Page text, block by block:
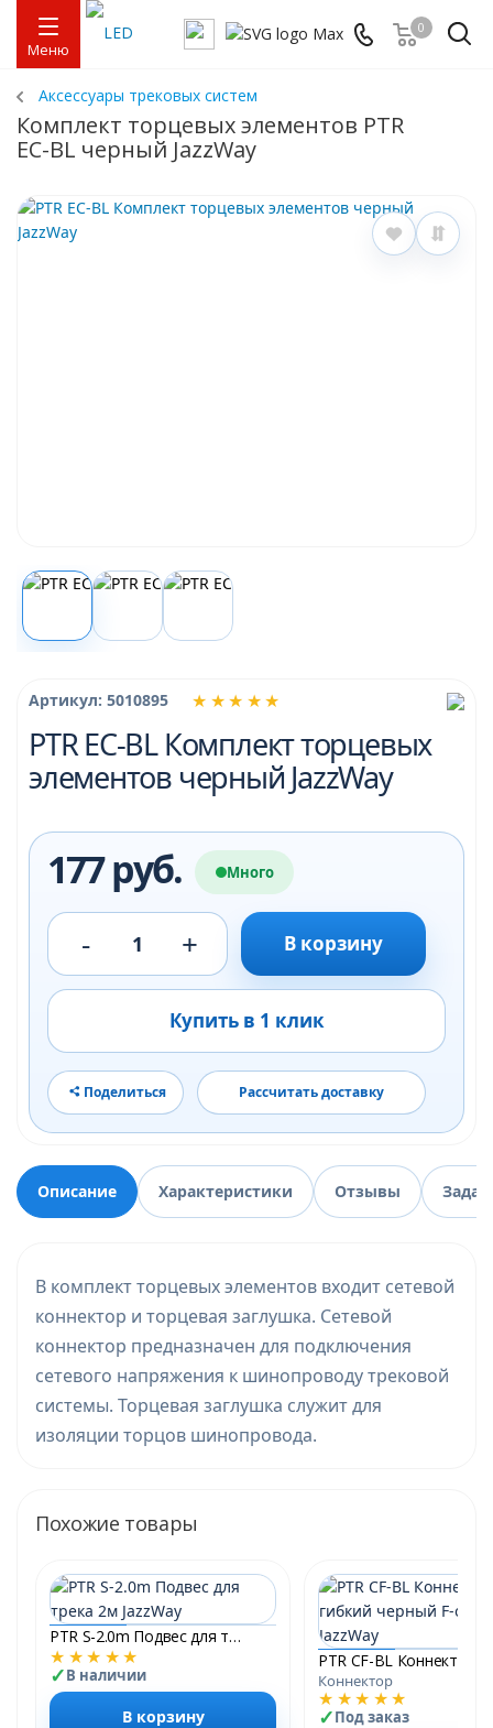
Меню
0
Аксессуары трековых систем
Комплект торцевых элементов PTR
EC-BL черный JazzWay
★★★★★
Артикул: 5010895
PTR EC-BL Комплект торцевых
элементов черный JazzWay
177 руб. Много
- 1 + В корзину
Купить в 1 клик
Поделиться Рассчитать доставку
Описание Характеристики Отзывы
В комплект торцевых элементов входит сетевой
коннектор и торцевая заглушка. Сетевой
коннектор предназначен для подключения
сетевого напряжения к шинопроводу трековой
системы. Торцевая заглушка служит для
изоляции торцов шинопровода.
Похожие товары
PTR S-2.0m Подвес для трека 2м JazzWay
★★★★★
В наличии
В корзину
Коннектор
★★★★★
Под заказ